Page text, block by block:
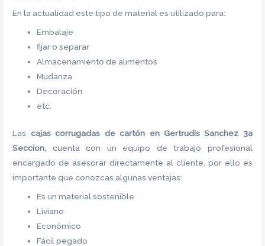
En la actualidad este tipo de material es utilizado para:
Embalaje
fijar o separar
Almacenamiento de alimentos
Mudanza
Decoración
etc.
Las cajas corrugadas de cartón en Gertrudis Sanchez 3a
Seccion, cuenta con un equipo de trabajo profesional
encargado de asesorar directamente al cliente, por ello es
importante que conozcas algunas ventajas:
Es un material sostenible
Liviano
Económico
Fácil pegado